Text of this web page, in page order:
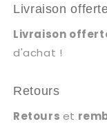
Livraison
Livraison
d'achat !
Retours
Retours et